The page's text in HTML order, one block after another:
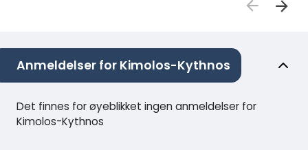
Anmeldelser for Kimolos-Kythnos
Det finnes for øyeblikket ingen anmeldelser for
Kimolos-Kythnos